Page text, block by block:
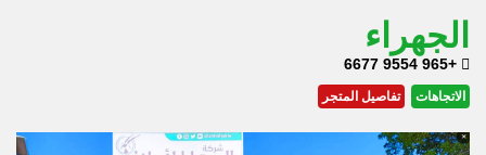
الجهراء
+965 9554 6677
الاتجاهات تفاصيل المتجر